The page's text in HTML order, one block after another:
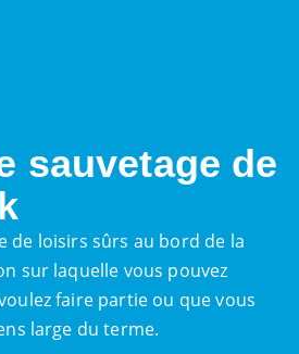
sauvetage de
de loisirs sûrs au bord de la
sur laquelle vous pouvez
faire partie ou que vous
large du terme.